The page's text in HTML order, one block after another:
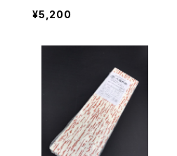
用ストレッチフィルム 1箱2
本入り
¥5,200